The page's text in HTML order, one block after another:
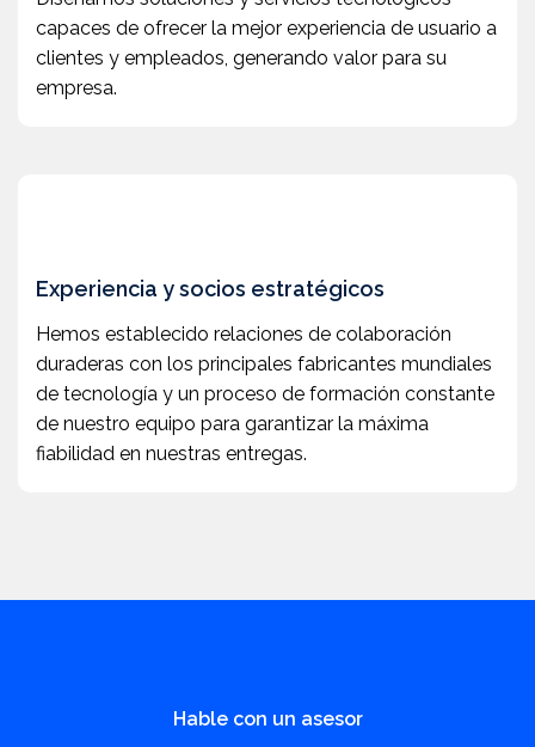
capaces de ofrecer la mejor experiencia de usuario a
clientes y empleados, generando valor para su
empresa.
Experiencia y socios estratégicos
Hemos establecido relaciones de colaboración
duraderas con los principales fabricantes mundiales
de tecnología y un proceso de formación constante
de nuestro equipo para garantizar la máxima
fiabilidad en nuestras entregas.
Hable con un asesor